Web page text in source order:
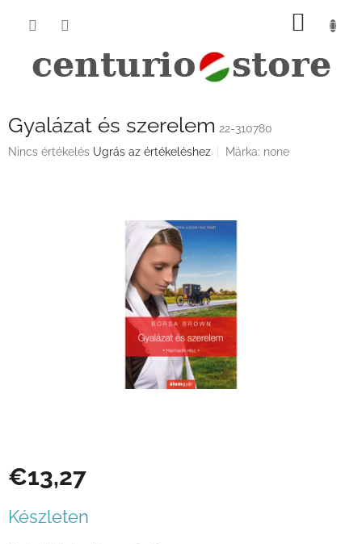
KOSÁR
Gyalázat és szerelem 22-310780
A
Nincs értékelés Ugrás az értékeléshez Márka: none
€13,27
Készleten